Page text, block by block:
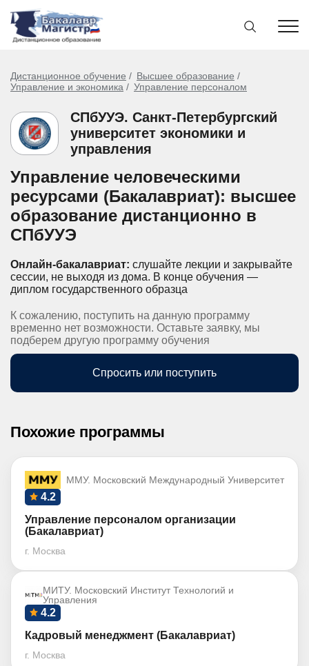
Дистанционное обучение
Высшее образование
Управление и экономика
Управление персоналом
СПбУУЭ. Санкт-Петербургский
университет экономики и
управления
Управление человеческими
ресурсами (Бакалавриат): высшее
образование дистанционно в
СПбУУЭ
Онлайн-бакалавриат: слушайте лекции и закрывайте
сессии, не выходя из дома. В конце обучения —
диплом государственного образца
К сожалению, поступить на данную программу
временно нет возможности. Оставьте заявку, мы
подберем другую программу обучения
Спросить или поступить
Похожие программы
ММУ. Московский Международный Университет
4.2
Управление персоналом организации
(Бакалавриат)
г. Москва
МИТУ. Московский Институт Технологий и
Управления
4.2
Кадровый менеджмент (Бакалавриат)
г. Москва